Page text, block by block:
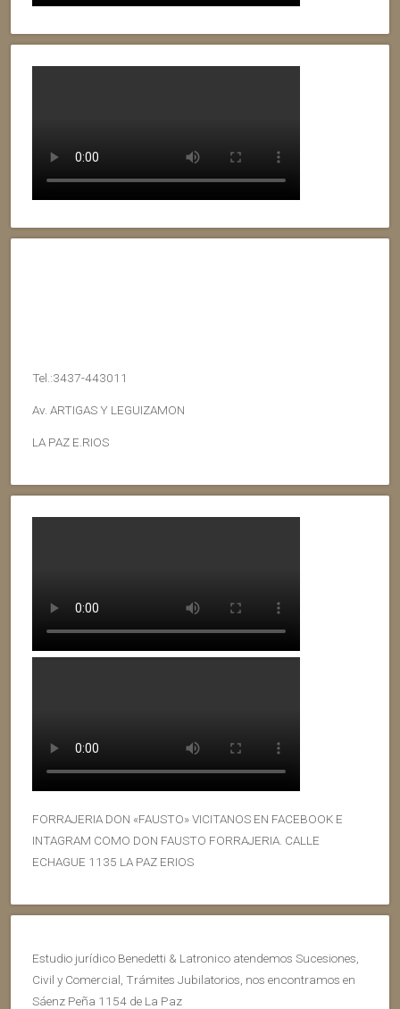
Tel.:3437-443011
Av. ARTIGAS Y LEGUIZAMON
LA PAZ E.RIOS
FORRAJERIA DON «FAUSTO» VICITANOS EN FACEBOOK E
INTAGRAM COMO DON FAUSTO FORRAJERIA. CALLE
ECHAGUE 1135 LA PAZ ERIOS
Estudio jurídico Benedetti & Latronico atendemos Sucesiones,
Civil y Comercial, Trámites Jubilatorios, nos encontramos en
Sáenz Peña 1154 de La Paz